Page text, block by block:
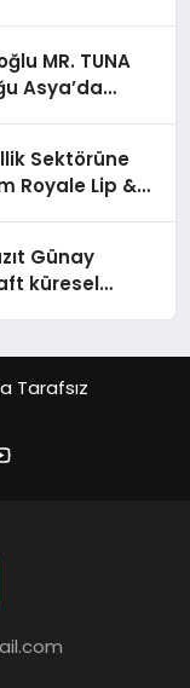
MR. TUNA
Asya’da
Sektörüne
Royale Lip &
Günay
küresel
Tarafsız